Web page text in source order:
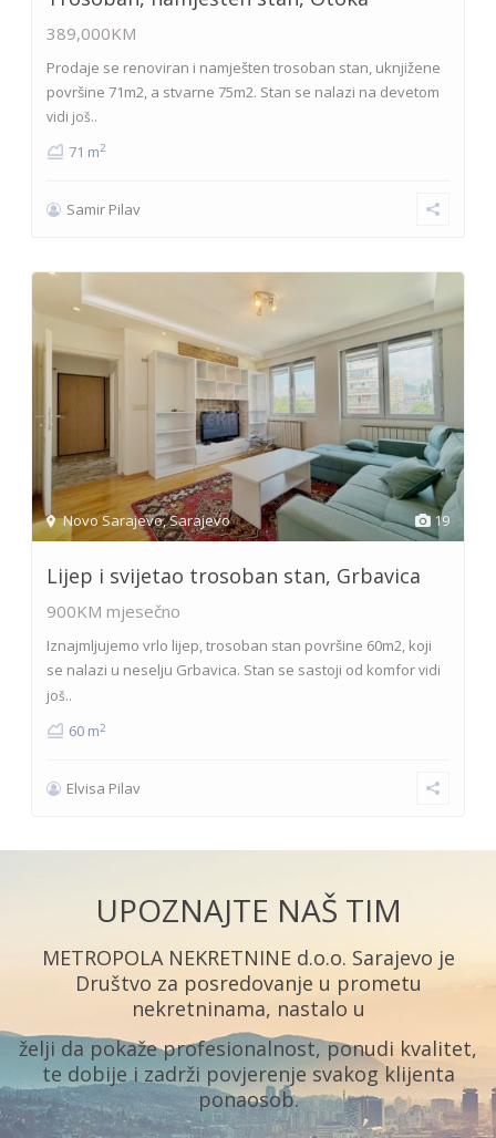
389,000KM
Prodaje se renoviran i namješten trosoban stan, uknjižene
površine 71m2, a stvarne 75m2. Stan se nalazi na devetom
vidi još..
71 m2
Samir Pilav
19
Novo Sarajevo,Sarajevo
Lijep i svijetao trosoban stan, Grbavica
900KM mjesečno
Iznajmljujemo vrlo lijep, trosoban stan površine 60m2, koji
se nalazi u neselju Grbavica. Stan se sastoji od komforvidi
još..
60 m2
Elvisa Pilav
UPOZNAJTE NAŠ TIM
METROPOLA NEKRETNINE d.o.o. Sarajevo je
Društvo za posredovanje u prometu
nekretninama, nastalo u
želji da pokaže profesionalnost, ponudi kvalitet,
te dobije i zadrži povjerenje svakog klijenta
ponaosob.